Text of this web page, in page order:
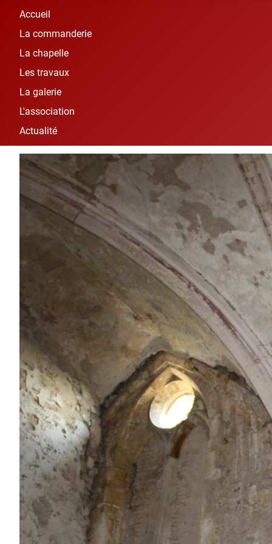
Accueil
La commanderie
La chapelle
Les travaux
La galerie
L'association
Actualité
Vous êtes ici : Accueil La galerie Intérieur de la
Intérieur de la